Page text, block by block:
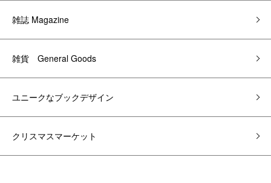
雑誌 Magazine
雑貨 General Goods
ユニークなブックデザイン
クリスマスマーケット